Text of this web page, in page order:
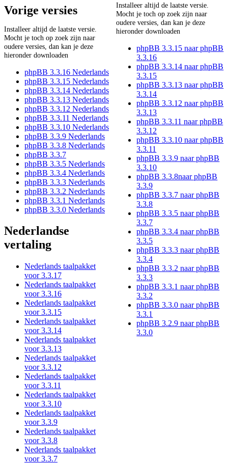
Vorige versies
Installeer altijd de laatste versie.
Mocht je toch op zoek zijn naar
oudere versies, dan kan je deze
hieronder downloaden
phpBB 3.3.16 Nederlands
phpBB 3.3.15 Nederlands
phpBB 3.3.14 Nederlands
phpBB 3.3.13 Nederlands
phpBB 3.3.12 Nederlands
phpBB 3.3.11 Nederlands
phpBB 3.3.10 Nederlands
phpBB 3.3.9 Nederlands
phpBB 3.3.8 Nederlands
phpBB 3.3.7
phpBB 3.3.5 Nederlands
phpBB 3.3.4 Nederlands
phpBB 3.3.3 Nederlands
phpBB 3.3.2 Nederlands
phpBB 3.3.1 Nederlands
phpBB 3.3.0 Nederlands
Nederlandse
vertaling
Nederlands taalpakket
voor 3.3.17
Nederlands taalpakket
voor 3.3.16
Nederlands taalpakket
voor 3.3.15
Nederlands taalpakket
voor 3.3.14
Nederlands taalpakket
voor 3.3.13
Nederlands taalpakket
voor 3.3.12
Nederlands taalpakket
voor 3.3.11
Nederlands taalpakket
voor 3.3.10
Nederlands taalpakket
voor 3.3.9
Nederlands taalpakket
voor 3.3.8
Nederlands taalpakket
voor 3.3.7
Installeer altijd de laatste versie.
Mocht je toch op zoek zijn naar
oudere versies, dan kan je deze
hieronder downloaden
phpBB 3.3.15 naar phpBB
3.3.16
phpBB 3.3.14 naar phpBB
3.3.15
phpBB 3.3.13 naar phpBB
3.3.14
phpBB 3.3.12 naar phpBB
3.3.13
phpBB 3.3.11 naar phpBB
3.3.12
phpBB 3.3.10 naar phpBB
3.3.11
phpBB 3.3.9 naar phpBB
3.3.10
phpBB 3.3.8naar phpBB
3.3.9
phpBB 3.3.7 naar phpBB
3.3.8
phpBB 3.3.5 naar phpBB
3.3.7
phpBB 3.3.4 naar phpBB
3.3.5
phpBB 3.3.3 naar phpBB
3.3.4
phpBB 3.3.2 naar phpBB
3.3.3
phpBB 3.3.1 naar phpBB
3.3.2
phpBB 3.3.0 naar phpBB
3.3.1
phpBB 3.2.9 naar phpBB
3.3.0